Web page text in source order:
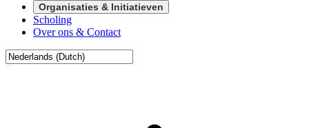
Organisaties & Initiatieven
Scholing
Over ons & Contact